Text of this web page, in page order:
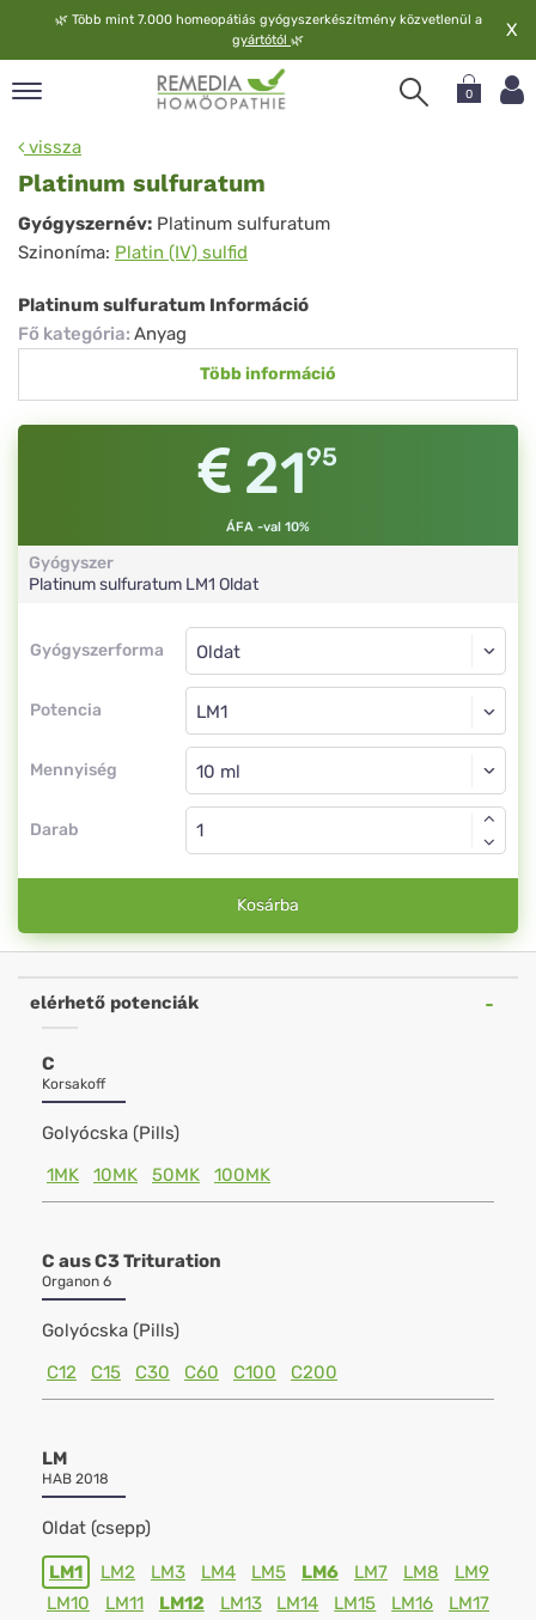
🌿 Több mint 7.000 homeopátiás gyógyszerkészítmény közvetlenül a
gyártótól 🌿 X
0
vissza
Platinum sulfuratum
Platinum
sulfuratum
Gyógyszernév: Platinum sulfuratum
Szinoníma: Platin (IV) sulfid
Platinum sulfuratum Információ
Fő kategória: Anyag
Több információ
2195
ÁFA -val 10%
Gyógyszer
Platinum sulfuratum LM1 Oldat
Gyógyszerforma
Gyógyszerforma
Potencia
Oldat
LM1
Mennyiség
Oldat
Darab
Kosárba
elérhető potenciák
C
Korsakoff
Golyócska (Pills)
1MK
10MK 50MK 100MK
C aus C3 Trituration
Organon 6
Golyócska (Pills)
C12
C15 C30 C60 C100 C200
LM
HAB 2018
Oldat (csepp)
LM1 LM2 LM3 LM4 LM5 LM6 LM7 LM8
LM9
LM10
LM11 LM12 LM13 LM14 LM15 LM16
LM17